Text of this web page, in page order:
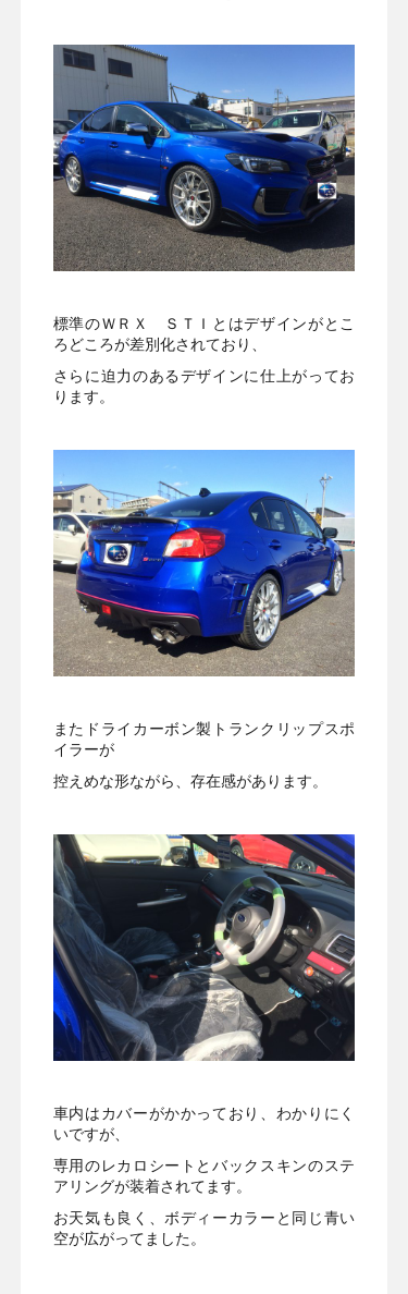
標準のＷＲＸ ＳＴＩとはデザインがとこ
ろどころが差別化されており、
さらに迫力のあるデザインに仕上がってお
ります。
またドライカーボン製トランクリップスポ
イラーが
控えめな形ながら、存在感があります。
車内はカバーがかかっており、わかりにく
いですが、
専用のレカロシートとバックスキンのステ
アリングが装着されてます。
お天気も良く、ボディーカラーと同じ青い
空が広がってました。